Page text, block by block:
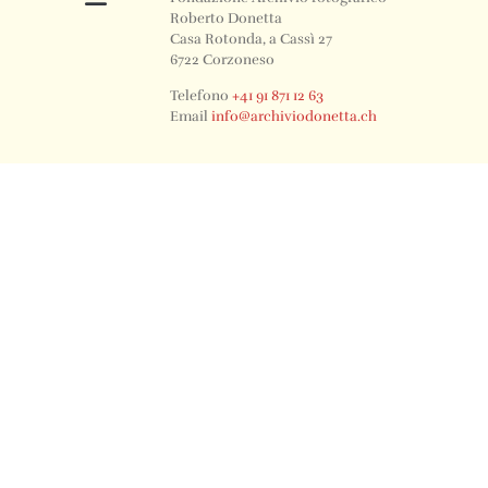
Roberto Donetta
Casa Rotonda, a Cassì 27
6722 Corzoneso
Telefono+41 91 871 12 63
Emailinfo@archiviodonetta.ch